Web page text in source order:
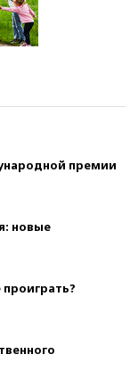
премии
новые